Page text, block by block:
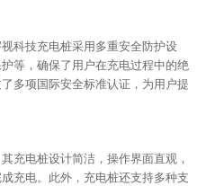
科技充电桩采用多重安全防护设
等，确保了用户在充电过程中的绝
多项国际安全标准认证，为用户提
充电桩设计简洁，操作界面直观，
充电。此外，充电桩还支持多种支